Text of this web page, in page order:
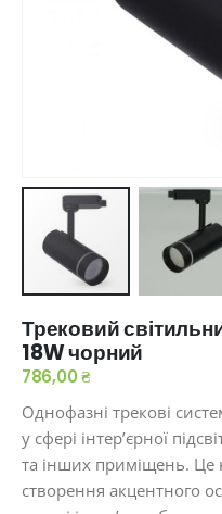
до
початку
галереї
Трековий
18W чорний
786,00 ₴
Однофазні трекові
у сфері інтер’єрної
та інших приміщень. Це
створення акцентного